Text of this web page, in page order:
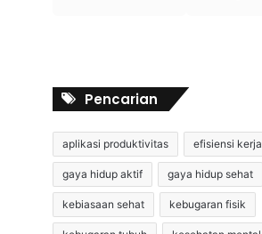
Pencarian
aplikasi produktivitas efisiensi kerja
gaya hidup aktif gaya hidup sehat
kebiasaan sehat kebugaran fisik